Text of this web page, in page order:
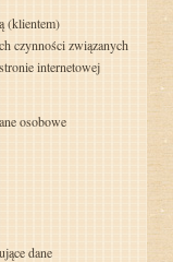
(klientem)
czynności związanych
internetowej
osobowe
dane